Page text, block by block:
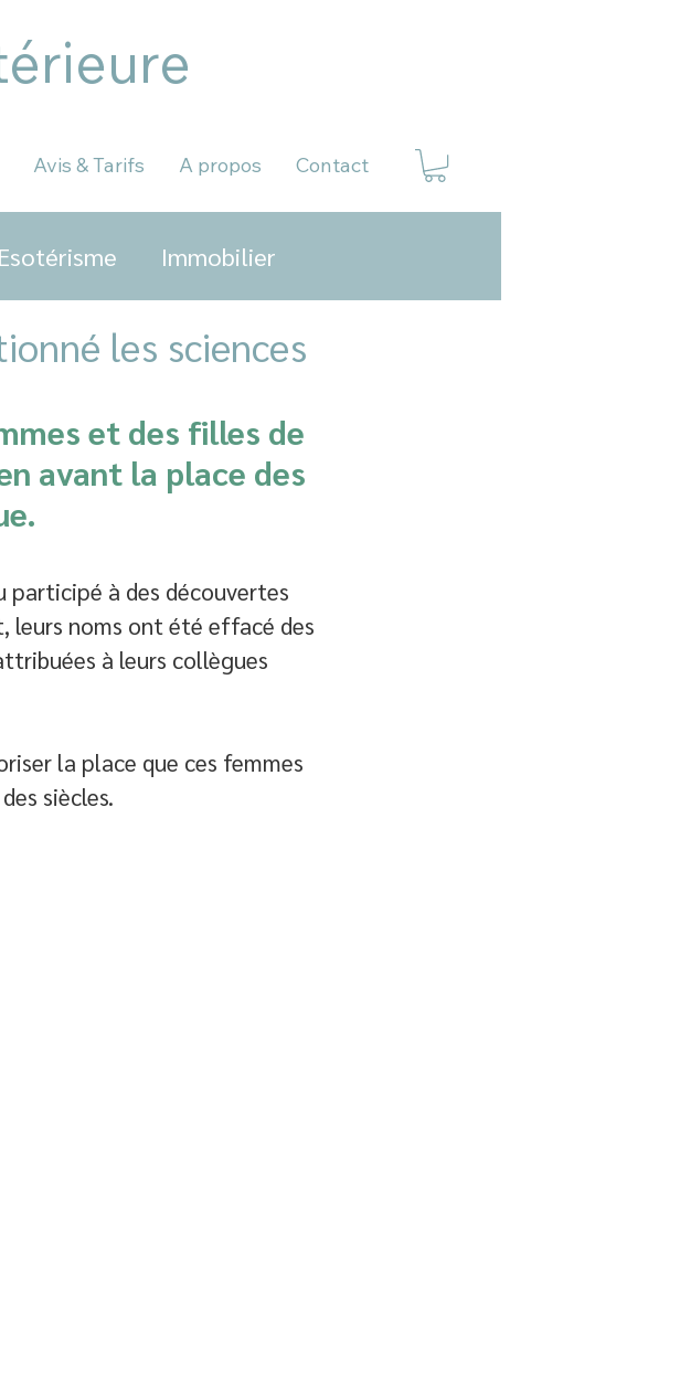
Avis & Tarifs A propos Contact
Esotérisme Immobilier
les sciences
et des filles de
avant la place des
participé à des découvertes
leurs noms ont été effacé des
à leurs collègues
la place que ces femmes
siècles.